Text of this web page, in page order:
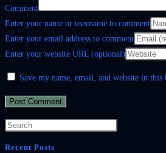
Comment
Enter your name or username to comment
Enter your email address to comment
Enter your website URL (optional)
Save my name, email, and website in
Recent Posts